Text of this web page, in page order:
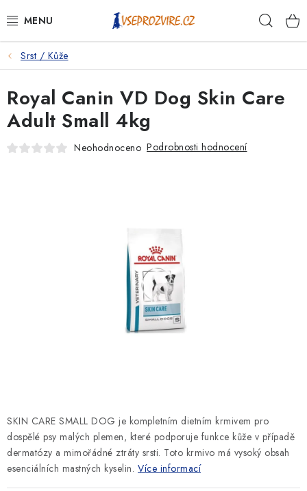
na
PSI
KOČKY
KONĚ
KRÁLÍCI/HLODAVCI/PTÁCI
Srst / Kůže
SKIN CARE SMALL DOG je kompletním dietním krmivem pro
dospělé psy malých plemen, které podporuje funkce kůže v případě
dermatózy a mimořádné ztráty srsti. Toto krmivo má vysoký obsah
esenciálních mastných kyselin. Více informací
Royal Canin VD Dog Skin Care
Adult Small 4kg
Neohodnoceno Podrobnosti hodnocení